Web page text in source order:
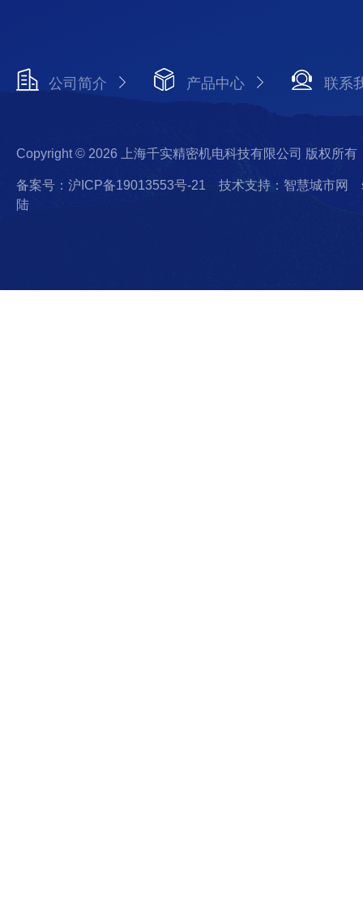
公司简介 产品中心 联系
Copyright © 2026 上海千实精密机电科技有限公司 版权所有
备案号：沪ICP备19013553号-21 技术支持：智慧城市网
陆